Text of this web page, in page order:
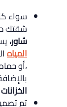
سواء
شقتك
شاور،
المياه
،أو